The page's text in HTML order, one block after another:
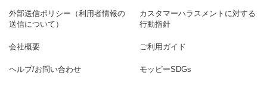
外部送信ポリシー（利用者情報の
送信について）
カスタマーハラスメントに対する
行動指針
会社概要 ご利用ガイド
ヘルプ/お問い合わせ モッピーSDGs